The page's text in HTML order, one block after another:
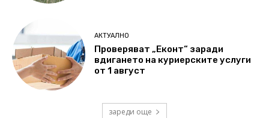
АКТУАЛНО
Проверяват „Еконт“ заради
вдигането на куриерските услуги
от 1 август
зареди още